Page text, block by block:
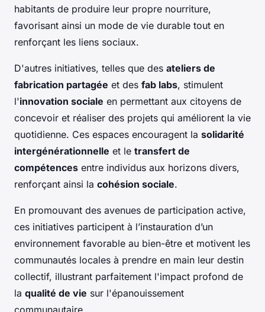
habitants de produire leur propre nourriture,
favorisant ainsi un mode de vie durable tout en
renforçant les liens sociaux.
D'autres initiatives, telles que des ateliers de
fabrication partagée et des fab labs, stimulent
l'innovation sociale en permettant aux citoyens de
concevoir et réaliser des projets qui améliorent la vie
quotidienne. Ces espaces encouragent la solidarité
intergénérationnelle et le transfert de
compétences entre individus aux horizons divers,
renforçant ainsi la cohésion sociale.
En promouvant des avenues de participation active,
ces initiatives participent à l’instauration d’un
environnement favorable au bien-être et motivent les
communautés locales à prendre en main leur destin
collectif, illustrant parfaitement l'impact profond de
la qualité de vie sur l'épanouissement
communautaire.